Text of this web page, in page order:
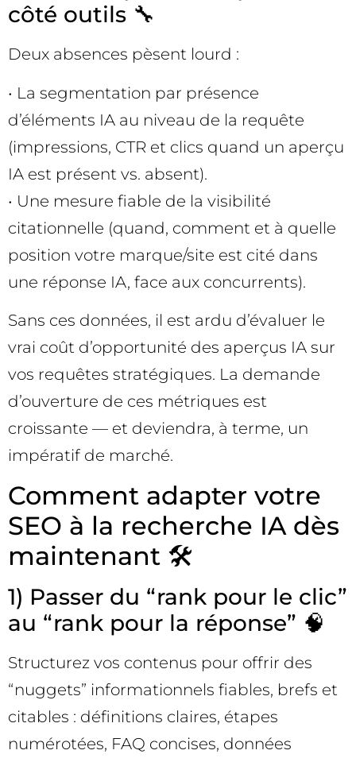
côté outils 🔧
Deux absences pèsent lourd :
• La segmentation par présence
d’éléments IA au niveau de la requête
(impressions, CTR et clics quand un aperçu
IA est présent vs. absent).
• Une mesure fiable de la visibilité
citationnelle (quand, comment et à quelle
position votre marque/site est cité dans
une réponse IA, face aux concurrents).
Sans ces données, il est ardu d’évaluer le
vrai coût d’opportunité des aperçus IA sur
vos requêtes stratégiques. La demande
d’ouverture de ces métriques est
croissante — et deviendra, à terme, un
impératif de marché.
Comment adapter votre
SEO à la recherche IA dès
maintenant 🛠️
1) Passer du “rank pour le clic”
au “rank pour la réponse” 🧠
Structurez vos contenus pour offrir des
“nuggets” informationnels fiables, brefs et
citables : définitions claires, étapes
numérotées, FAQ concises, données